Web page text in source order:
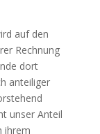
auf den
Rechnung
dort
anteiliger
unser Anteil
ihrem